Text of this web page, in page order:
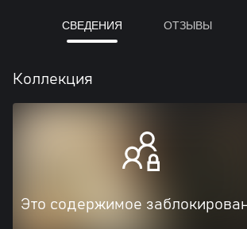
СВЕДЕНИЯ ОТЗЫВЫ
Коллекция
Это содержимое